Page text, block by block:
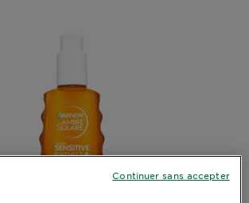
Continuer sans accepter